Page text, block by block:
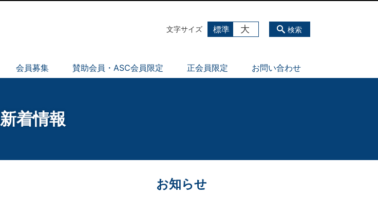
会員募集 賛助会員・ASC会員限定 正会員限定 お問い合わせ
検索
文字サイズ 標準 大
新着情報
お知らせ